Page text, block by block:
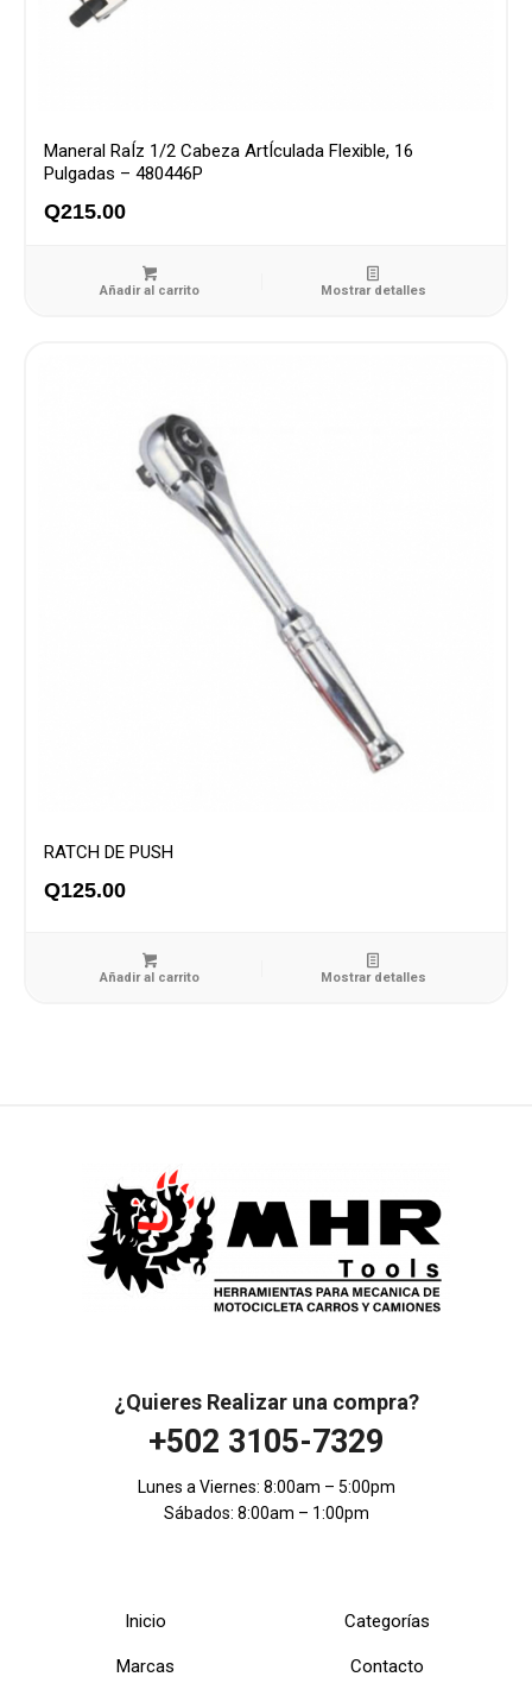
Maneral RaÍz 1/2 Cabeza ArtÍculada Flexible, 16
Pulgadas – 480446P
Q215.00
Añadir al carrito Mostrar detalles
RATCH DE PUSH
Q125.00
Añadir al carrito Mostrar detalles
¿Quieres Realizar una compra?
+502 3105-7329
Lunes a Viernes: 8:00am – 5:00pm
Sábados: 8:00am – 1:00pm
Inicio Categorías
Marcas Contacto